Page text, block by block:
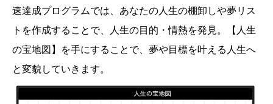
速達成プログラムでは、あなたの人生の棚卸しや夢リス
トを作成することで、人生の目的・情熱を発見。【人生
の宝地図】を手にすることで、夢や目標を叶える人生へ
と変貌していきます。